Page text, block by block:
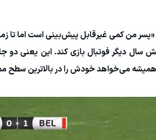
من کمی غیرقابل پیش‌بینی است اما تا
سال دیگر فوتبال بازی کند. این یعنی
همیشه می‌خواهد خودش را در بالاترین سطح